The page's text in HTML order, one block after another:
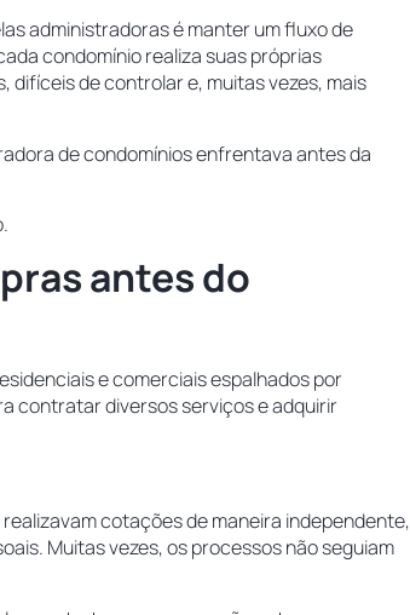
administradoras é manter um fluxo de
condomínio realiza suas próprias
de controlar e, muitas vezes, mais
de condomínios enfrentava antes da
antes do
e comerciais espalhados por
contratar diversos serviços e adquirir
cotações de maneira independente,
Muitas vezes, os processos não seguiam